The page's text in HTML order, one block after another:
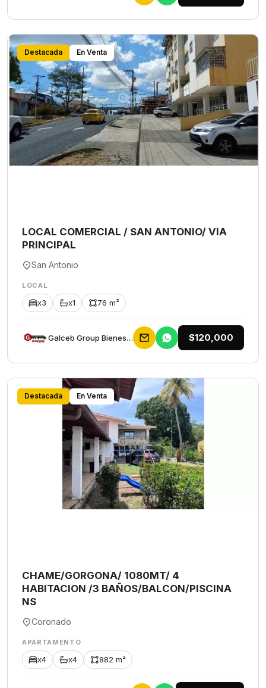
Destacada En Venta
LOCAL COMERCIAL / SAN ANTONIO/ VIA
PRINCIPAL
San Antonio
LOCAL
x3 x1 76 m²
Galceb Group Bienes Raices $120,000
Destacada En Venta
CHAME/GORGONA/ 1080MT/ 4
HABITACION /3 BAÑOS/BALCON/PISCINA
NS
Coronado
APARTAMENTO
x4 x4 882 m²